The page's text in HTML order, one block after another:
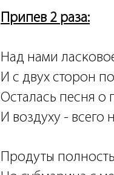
Припев 2 раза:
Над нами
И с двух сторон
Осталась песня о
И воздуху - всего
Продуты